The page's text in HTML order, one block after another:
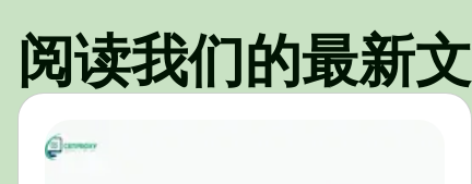
阅读我们的最新